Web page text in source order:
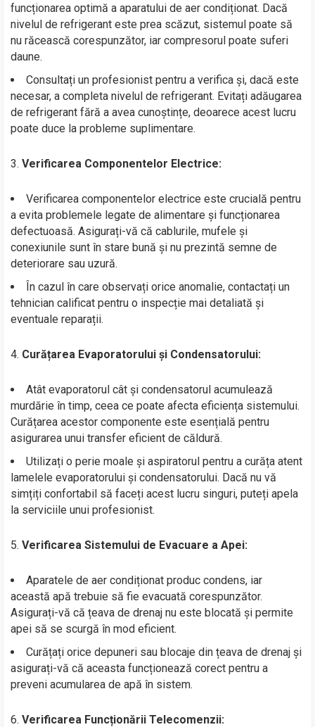
funcționarea optimă a aparatului de aer condiționat. Dacă
nivelul de refrigerant este prea scăzut, sistemul poate să
nu răcească corespunzător, iar compresorul poate suferi
daune.
Consultați un profesionist pentru a verifica și, dacă este
necesar, a completa nivelul de refrigerant. Evitați adăugarea
de refrigerant fără a avea cunoștințe, deoarece acest lucru
poate duce la probleme suplimentare.
3.Verificarea Componentelor Electrice:
Verificarea componentelor electrice este crucială pentru
a evita problemele legate de alimentare și funcționarea
defectuoasă. Asigurați-vă că cablurile, mufele și
conexiunile sunt în stare bună și nu prezintă semne de
deteriorare sau uzură.
În cazul în care observați orice anomalie, contactați un
tehnician calificat pentru o inspecție mai detaliată și
eventuale reparații.
4. Curățarea Evaporatorului și Condensatorului:
Atât evaporatorul cât și condensatorul acumulează
murdărie în timp, ceea ce poate afecta eficiența sistemului.
Curățarea acestor componente este esențială pentru
asigurarea unui transfer eficient de căldură.
Utilizați o perie moale și aspiratorul pentru a curăța atent
lamelele evaporatorului și condensatorului. Dacă nu vă
simțiți confortabil să faceți acest lucru singuri, puteți apela
la serviciile unui profesionist.
5.Verificarea Sistemului de Evacuare a Apei:
Aparatele de aer condiționat produc condens, iar
această apă trebuie să fie evacuată corespunzător.
Asigurați-vă că țeava de drenaj nu este blocată și permite
apei să se scurgă în mod eficient.
Curățați orice depuneri sau blocaje din țeava de drenaj și
asigurați-vă că aceasta funcționează corect pentru a
preveni acumularea de apă în sistem.
6.Verificarea Funcționării Telecomenzii: